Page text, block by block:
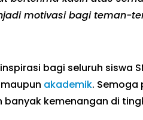
motivasi bagi teman-
bagi seluruh siswa
akademik. Semoga
kemenangan di